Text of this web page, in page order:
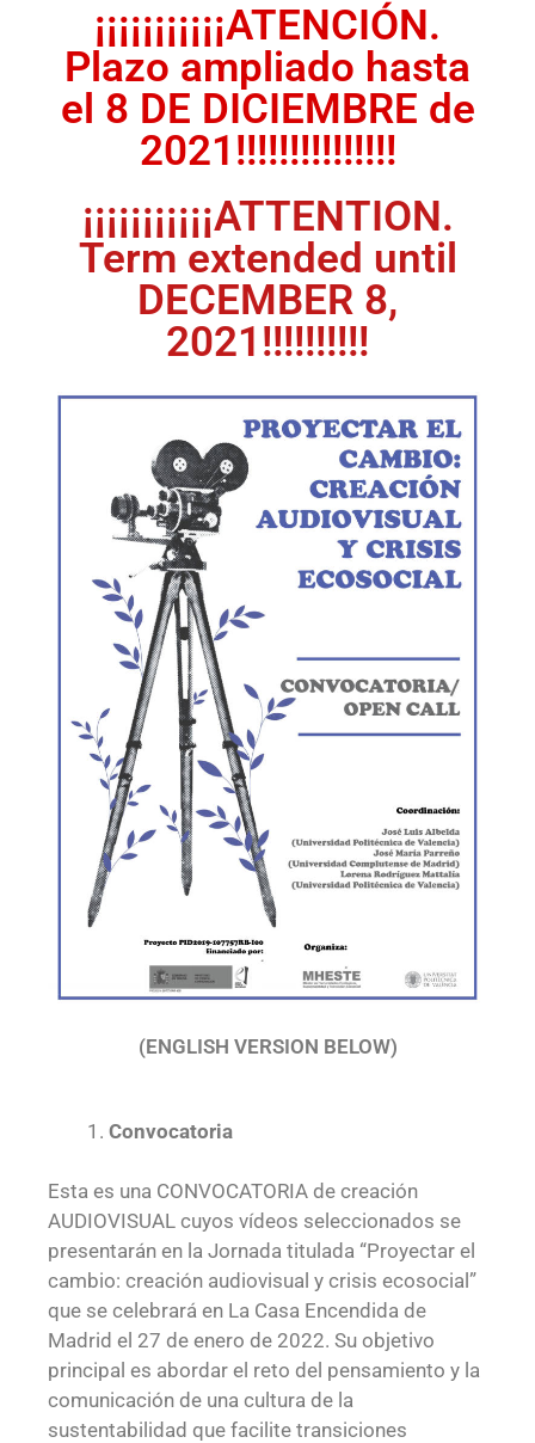
¡¡¡¡¡¡¡¡¡¡¡ATENCIÓN.
Plazo ampliado hasta
el 8 DE DICIEMBRE de
2021!!!!!!!!!!!!!!!
¡¡¡¡¡¡¡¡¡¡¡ATTENTION.
Term extended until
DECEMBER 8,
2021!!!!!!!!!!
(ENGLISH VERSION BELOW)
Convocatoria
Esta es una CONVOCATORIA de creación
AUDIOVISUAL cuyos vídeos seleccionados se
presentarán en la Jornada titulada “Proyectar el
cambio: creación audiovisual y crisis ecosocial”
que se celebrará en La Casa Encendida de
Madrid el 27 de enero de 2022. Su objetivo
principal es abordar el reto del pensamiento y la
comunicación de una cultura de la
sustentabilidad que facilite transiciones